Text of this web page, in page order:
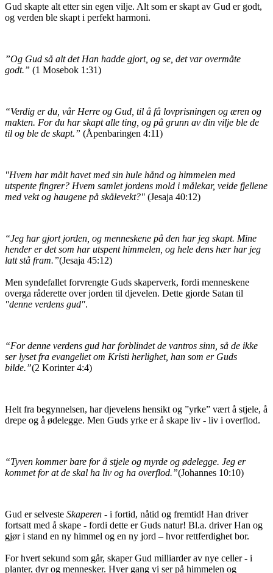
Gud skapte alt etter sin egen vilje. Alt som er skapt av Gud er godt,
og verden ble skapt i perfekt harmoni.
”Og Gud så alt det Han hadde gjort, og se, det var overmåte
godt.” (1 Mosebok 1:31)
“Verdig er du, vår Herre og Gud, til å få lovprisningen og æren og
makten. For du har skapt alle ting, og på grunn av din vilje ble de
til og ble de skapt.” (Åpenbaringen 4:11)
"Hvem har målt havet med sin hule hånd og himmelen med
utspente fingrer? Hvem samlet jordens mold i målekar, veide fjellene
med vekt og haugene på skålevekt?" (Jesaja 40:12)
“Jeg har gjort jorden, og menneskene på den har jeg skapt. Mine
hender er det som har utspent himmelen, og hele dens hær har jeg
latt stå fram.”(Jesaja 45:12)
Men syndefallet forvrengte Guds skaperverk, fordi menneskene
overga råderette over jorden til djevelen. Dette gjorde Satan til
"denne verdens gud".
“For denne verdens gud har forblindet de vantros sinn, så de ikke
ser lyset fra evangeliet om Kristi herlighet, han som er Guds
bilde.”(2 Korinter 4:4)
Helt fra begynnelsen, har djevelens hensikt og ”yrke” vært å stjele, å
drepe og å ødelegge. Men Guds yrke er å skape liv - liv i overflod.
“Tyven kommer bare for å stjele og myrde og ødelegge. Jeg er
kommet for at de skal ha liv og ha overflod.”(Johannes 10:10)
Gud er selveste Skaperen - i fortid, nåtid og fremtid! Han driver
fortsatt med å skape - fordi dette er Guds natur! Bl.a. driver Han og
gjør i stand en ny himmel og en ny jord – hvor rettferdighet bor.
For hvert sekund som går, skaper Gud milliarder av nye celler - i
planter, dyr og mennesker. Hver gang vi ser på himmelen og